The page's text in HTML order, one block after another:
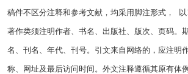
稿件不区分注释和参考文献，均采用脚注形式， 以
著作类须注明作者、书名、出版社、版次、页码。
名、刊名、年代、刊号。引文来自网络的，应注明
称、网址及最后访问时间。外文注释遵循其原有体例